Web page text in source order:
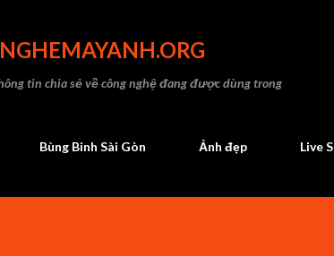
tin chia sẻ về công nghệ đang được dùng trong
Bùng Binh Sài Gòn Ảnh đẹp Live